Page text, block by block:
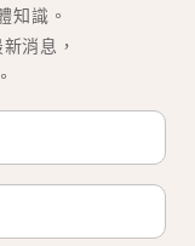
知識。
消息，